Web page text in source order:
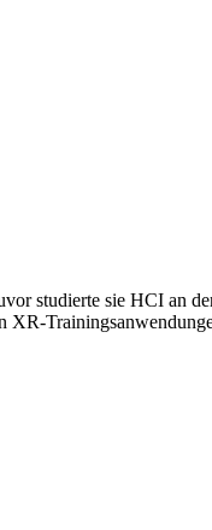
studierte sie HCI an